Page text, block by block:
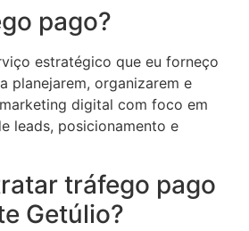
pago?
estratégico que eu forneço
planejarem, organizarem e
digital com foco em
leads, posicionamento e
tráfego pago
Getúlio?